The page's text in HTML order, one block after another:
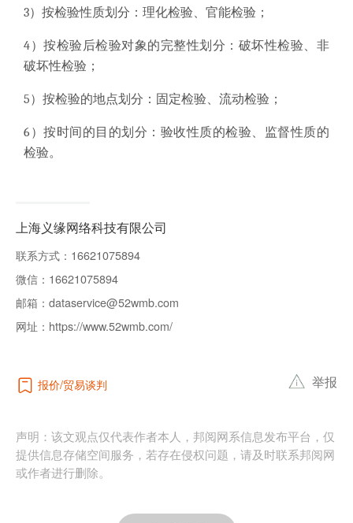
3）按检验性质划分：理化检验、官能检验；
4）按检验后检验对象的完整性划分：破坏性检验、非
破坏性检验；
5）按检验的地点划分：固定检验、流动检验；
6）按时间的目的划分：验收性质的检验、监督性质的
检验。
上海义缘网络科技有限公司
联系方式： 16621075894
微信： 16621075894
邮箱： dataservice@52wmb.com
网址： https://www.52wmb.com/
报价 贸易谈判 举报
声明：该文观点仅代表作者本人，邦阅网系信息发布平台，仅
提供信息存储空间服务，若存在侵权问题，请及时联系邦阅网
或作者进行删除。